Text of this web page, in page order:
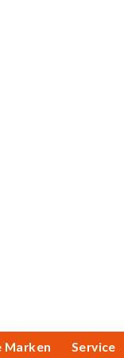
Marken Service